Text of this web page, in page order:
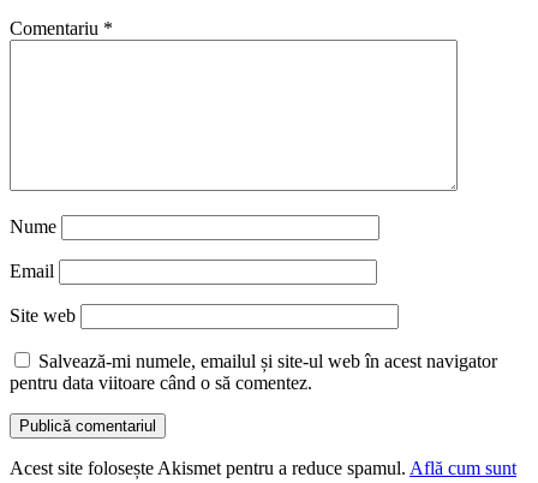
Comentariu *
Nume
Email
Site web
Salvează-mi numele, emailul și site-ul web în acest navigator
pentru data viitoare când o să comentez.
Acest site folosește Akismet pentru a reduce spamul. Află cum sunt